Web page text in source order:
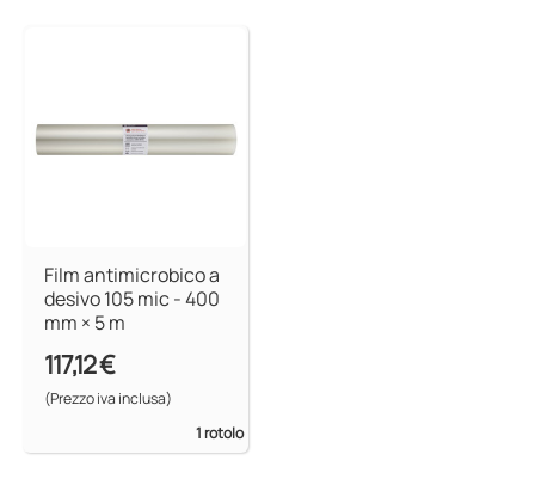
Film antimicrobico a
desivo 105 mic - 400
mm × 5 m
117,12 €
(Prezzo iva inclusa)
1 rotolo